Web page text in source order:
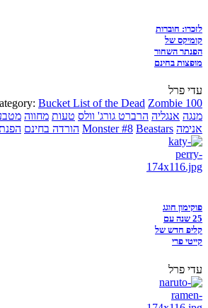
לזכרו: חוברות
קומיקס של
הפנתר השחור
מופצות בחינם
עדי פרל
Bucket List of the Dead Zombie 100
מנגה אנגליה הרברט גורג' וולס טעות מחווה
אנימה
Monster #8 Beastars הורדה בחינם
פוקימון חוגג
25 שנה עם
קליפ חדש של
קייטי פרי
עדי פרל